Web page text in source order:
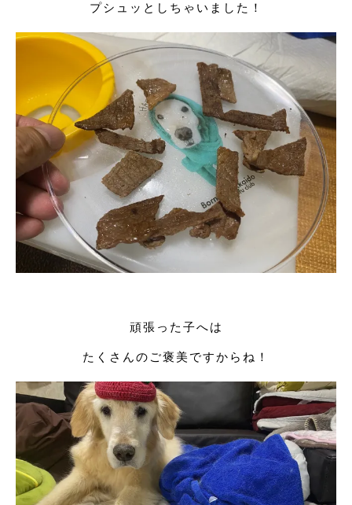
プシュッとしちゃいました！
頑張った子へは
たくさんのご褒美ですからね！